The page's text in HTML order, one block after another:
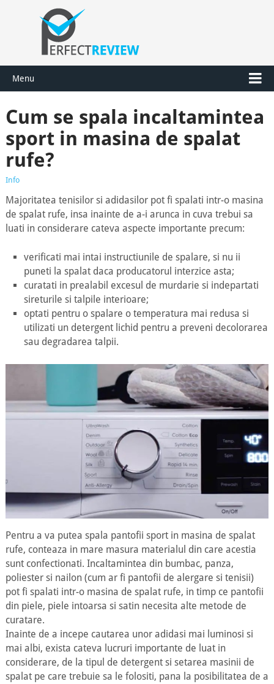
Menu
Cum se spala incaltamintea
sport in masina de spalat
rufe?
Info
Majoritatea tenisilor si adidasilor pot fi spalati intr-o masina
de spalat rufe, insa inainte de a-i arunca in cuva trebui sa
luati in considerare cateva aspecte importante precum:
verificati mai intai instructiunile de spalare, si nu ii
puneti la spalat daca producatorul interzice asta;
curatati in prealabil excesul de murdarie si indepartati
sireturile si talpile interioare;
optati pentru o spalare o temperatura mai redusa si
utilizati un detergent lichid pentru a preveni decolorarea
sau degradarea talpii.
Pentru a va putea spala pantofii sport in masina de spalat
rufe, conteaza in mare masura materialul din care acestia
sunt confectionati. Incaltamintea din bumbac, panza,
poliester si nailon (cum ar fi pantofii de alergare si tenisii)
pot fi spalati intr-o masina de spalat rufe, in timp ce pantofii
din piele, piele intoarsa si satin necesita alte metode de
curatare.
Inainte de a incepe cautarea unor adidasi mai luminosi si
mai albi, exista cateva lucruri importante de luat in
considerare, de la tipul de detergent si setarea masinii de
spalat pe care trebuie sa le folositi, pana la posibilitatea de a